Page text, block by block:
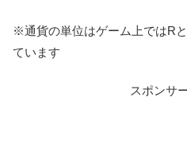
※通貨の単位はゲーム上ではR
ています
スポンサ